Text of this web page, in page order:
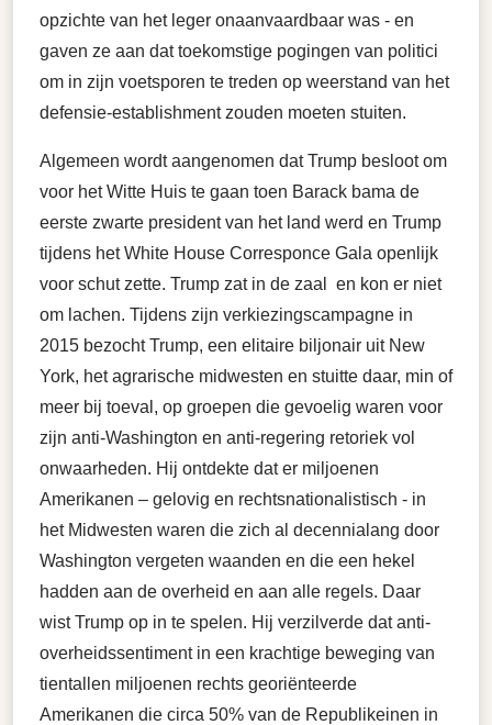
opzichte van het leger onaanvaardbaar was - en
gaven ze aan dat toekomstige pogingen van politici
om in zijn voetsporen te treden op weerstand van het
defensie-establishment zouden moeten stuiten.
Algemeen wordt aangenomen dat Trump besloot om
voor het Witte Huis te gaan toen Barack bama de
eerste zwarte president van het land werd en Trump
tijdens het White House Corresponce Gala openlijk
voor schut zette. Trump zat in de zaal en kon er niet
om lachen. Tijdens zijn verkiezingscampagne in
2015 bezocht Trump, een elitaire biljonair uit New
York, het agrarische midwesten en stuitte daar, min of
meer bij toeval, op groepen die gevoelig waren voor
zijn anti-Washington en anti-regering retoriek vol
onwaarheden. Hij ontdekte dat er miljoenen
Amerikanen – gelovig en rechtsnationalistisch - in
het Midwesten waren die zich al decennialang door
Washington vergeten waanden en die een hekel
hadden aan de overheid en aan alle regels. Daar
wist Trump op in te spelen. Hij verzilverde dat anti-
overheidssentiment in een krachtige beweging van
tientallen miljoenen rechts georiënteerde
Amerikanen die circa 50% van de Republikeinen in